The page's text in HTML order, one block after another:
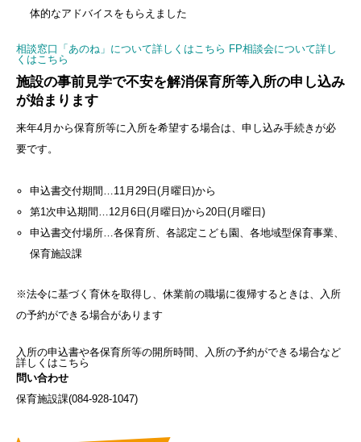
体的なアドバイスをもらえました
相談窓口「あのね」について詳しくはこちら FP相談会について詳し
くはこちら
施設の事前見学で不安を解消保育所等入所の申し込み
が始まります
来年4月から保育所等に入所を希望する場合は、申し込み手続きが必
要です。
申込書交付期間…11月29日(月曜日)から
第1次申込期間…12月6日(月曜日)から20日(月曜日)
申込書交付場所…各保育所、各認定こども園、各地域型保育事業、
保育施設課
※法令に基づく育休を取得し、休業前の職場に復帰するときは、入所
の予約ができる場合があります
入所の申込書や各保育所等の開所時間、入所の予約ができる場合など
詳しくはこちら
問い合わせ
保育施設課(084-928-1047)